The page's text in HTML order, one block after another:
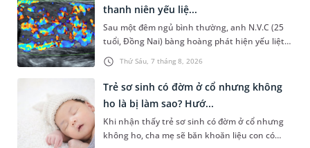
Thứ Sáu, 7 tháng 8, 2026
thanh niên yếu liệ...
Sau một đêm ngủ bình thường, anh N.V.C (25
tuổi, Đồng Nai) bàng hoàng phát hiện yếu liệt 2
chân, không thể vận động đi lại được. Kết quả
thăm khám tại Phòng...
Trẻ sơ sinh có đờm ở cổ nhưng không
ho là bị làm sao? Hướ...
Khi nhận thấy trẻ sơ sinh có đờm ở cổ nhưng
không ho, cha mẹ sẽ băn khoăn liệu con có